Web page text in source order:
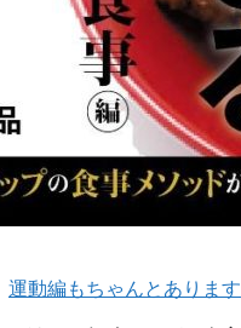
運動編もちゃんとあります